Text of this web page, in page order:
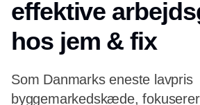
effektive
hos jem & fix
Som Danmarks eneste lavpris
byggemarkedskæde,